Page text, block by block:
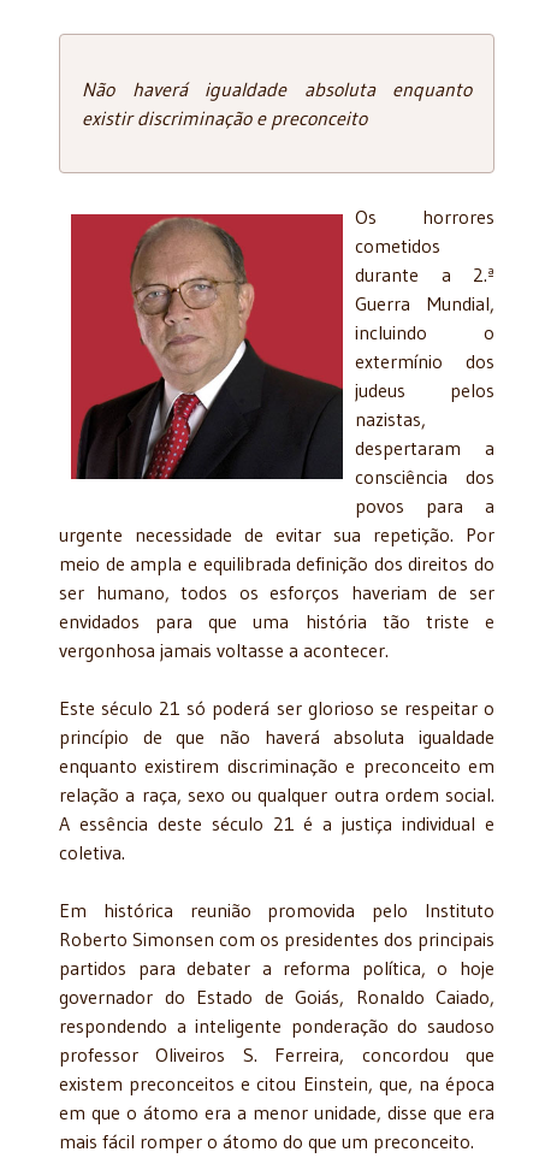
Não haverá igualdade absoluta enquanto
existir discriminação e preconceito
Os horrores
cometidos
durante a 2.ª
Guerra Mundial,
incluindo o
extermínio dos
judeus pelos
nazistas,
despertaram a
consciência dos
povos para a
urgente necessidade de evitar sua repetição. Por
meio de ampla e equilibrada definição dos direitos do
ser humano, todos os esforços haveriam de ser
envidados para que uma história tão triste e
vergonhosa jamais voltasse a acontecer.
Este século 21 só poderá ser glorioso se respeitar o
princípio de que não haverá absoluta igualdade
enquanto existirem discriminação e preconceito em
relação a raça, sexo ou qualquer outra ordem social.
A essência deste século 21 é a justiça individual e
coletiva.
Em histórica reunião promovida pelo Instituto
Roberto Simonsen com os presidentes dos principais
partidos para debater a reforma política, o hoje
governador do Estado de Goiás, Ronaldo Caiado,
respondendo a inteligente ponderação do saudoso
professor Oliveiros S. Ferreira, concordou que
existem preconceitos e citou Einstein, que, na época
em que o átomo era a menor unidade, disse que era
mais fácil romper o átomo do que um preconceito.